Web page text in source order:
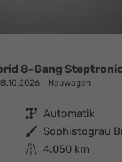
8-Gang
Neuwagen
Getriebe Automatik
Außenfarbe
Kilometerstand 4.050 km